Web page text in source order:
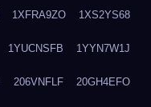
1XFRA9ZO 1XS2YS68
1YUCNSFB 1YYN7W1J
206VNFLF 20GH4EFO